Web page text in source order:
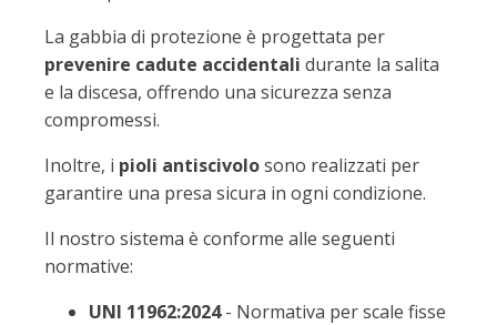
La gabbia di protezione è progettata per
prevenire cadute accidentali durante la salita
e la discesa, offrendo una sicurezza senza
compromessi.
Inoltre, i pioli antiscivolosono realizzati per
garantire una presa sicura in ogni condizione.
Il nostro sistema è conforme alle seguenti
normative:
UNI 11962:2024- Normativa per scale fisse